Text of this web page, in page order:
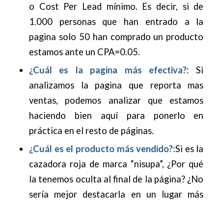
o Cost Per Lead mínimo. Es decir, si de
1.000 personas que han entrado a la
pagina solo 50 han comprado un producto
estamos ante un CPA=0.05.
¿Cuál es la pagina más efectiva?: Si
analizamos la pagina que reporta mas
ventas, podemos analizar que estamos
haciendo bien aquí para ponerlo en
práctica en el resto de páginas.
¿Cuál es el producto más vendido?:Si es la
cazadora roja de marca “nisupa”, ¿Por qué
la tenemos oculta al final de la página? ¿No
sería mejor destacarla en un lugar más